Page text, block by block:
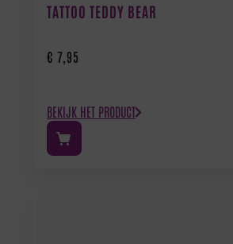
TATTOO TEDDY BEAR
€ 7,95
BEKIJK HET PRODUCT